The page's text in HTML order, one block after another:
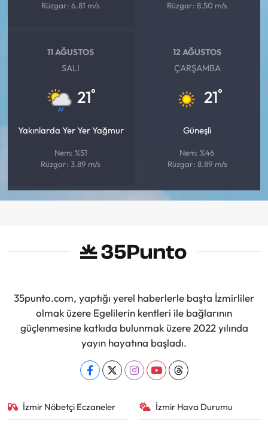
Rüzgar: 6.81 m/s
Rüzgar: 8.50 m/s
11 AĞUSTOS
SALI
21°
Yakınlarda Yer Yer Yağmur
Nem: %51
Rüzgar: 3.89 m/s
12 AĞUSTOS
ÇARŞAMBA
21°
Güneşli
Nem: %46
Rüzgar: 8.89 m/s
35punto.com, yaptığı yerel haberlerle başta İzmirliler
olmak üzere Egelilerin kentleri ile bağlarının
güçlenmesine katkıda bulunmak üzere 2022 yılında
yayın hayatına başladı.
İzmir Nöbetçi Eczaneler İzmir Hava Durumu